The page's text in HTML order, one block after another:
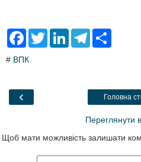
F
e
o
T
L
T
a
# ВПК
‹ Головна
Переглянути
Щоб мати можливість залишати